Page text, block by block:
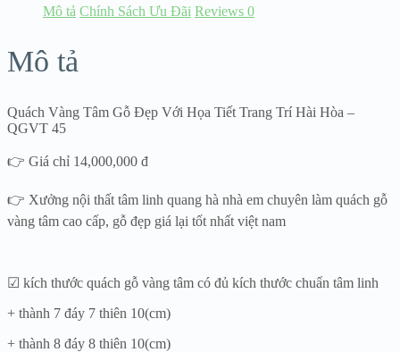
Trang
Trí
Hòa
–
QGVT
số
Mô tả Chính Sách Ưu Đãi Reviews 0
Mô tả
Quách Vàng Tâm Gỗ Đẹp Với Họa Tiết Trang Trí Hài Hòa –
QGVT 45
👉 Giá chỉ 14,000,000 đ
👉 Xưởng nội thất tâm linh quang hà nhà em chuyên làm quách gỗ
vàng tâm cao cấp, gỗ đẹp giá lại tốt nhất việt nam
☑ kích thước quách gỗ vàng tâm có đủ kích thước chuẩn tâm linh
+ thành 7 đáy 7 thiên 10(cm)
+ thành 8 đáy 8 thiên 10(cm)